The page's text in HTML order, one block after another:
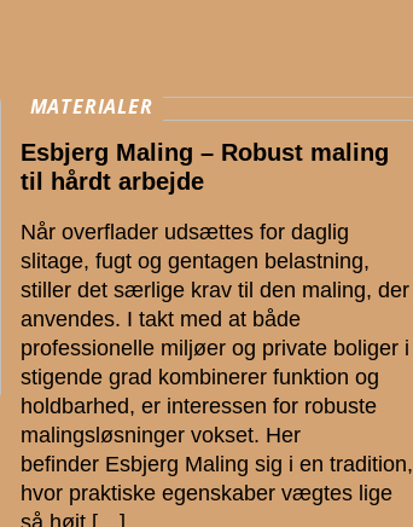
MATERIALER
Esbjerg Maling – Robust maling
til hårdt arbejde
Når overflader udsættes for daglig
slitage, fugt og gentagen belastning,
stiller det særlige krav til den maling, der
anvendes. I takt med at både
professionelle miljøer og private boliger i
stigende grad kombinerer funktion og
holdbarhed, er interessen for robuste
malingsløsninger vokset. Her
befinder Esbjerg Maling sig i en tradition,
hvor praktiske egenskaber vægtes lige
så højt […]